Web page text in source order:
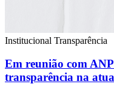
Institucional Transparência
Em reunião com
transparência na